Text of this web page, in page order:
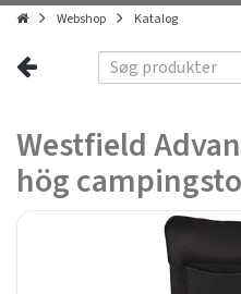
Webshop Katalog
Westfield
hög